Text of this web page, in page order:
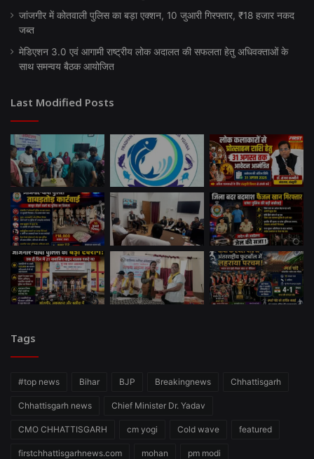
जांजगीर में कोतवाली पुलिस का बड़ा एक्शन, 10 जुआरी गिरफ्तार, ₹18 हजार नकद
जब्त
मेडिएशन 3.0 एवं आगामी राष्ट्रीय लोक अदालत की सफलता हेतु अधिवक्ताओं के
साथ समन्वय बैठक आयोजित
Last Modified Posts
Tags
#top news Bihar BJP Breakingnews Chhattisgarh
Chhattisgarh news Chief Minister Dr. Yadav
CMO CHHATTISGARH cm yogi Cold wave featured
firstchhattisgarhnews.com mohan pm modi